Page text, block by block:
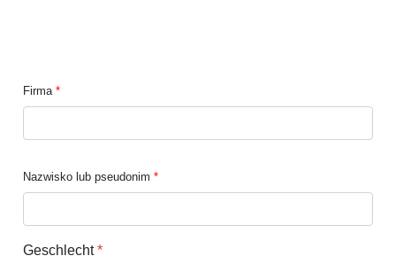
Firma
Nazwisko lub pseudonim
Geschlecht *